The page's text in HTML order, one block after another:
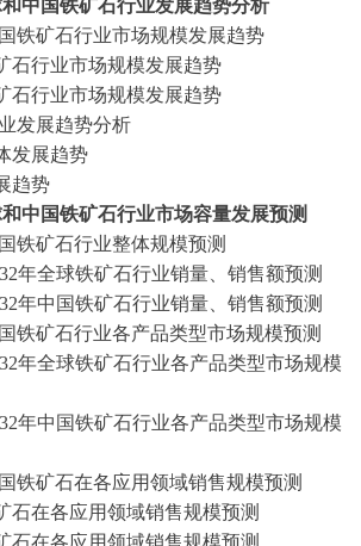
中国铁矿石行业发展趋势分析
铁矿石行业市场规模发展趋势
石行业市场规模发展趋势
石行业市场规模发展趋势
发展趋势分析
发展趋势
趋势
中国铁矿石行业市场容量发展预测
铁矿石行业整体规模预测
年全球铁矿石行业销量、销售额预测
年中国铁矿石行业销量、销售额预测
铁矿石行业各产品类型市场规模预测
年全球铁矿石行业各产品类型市场规模
年中国铁矿石行业各产品类型市场规模
铁矿石在各应用领域销售规模预测
石在各应用领域销售规模预测